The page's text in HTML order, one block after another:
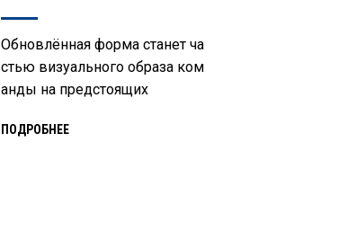
Обновлённая форма станет ча
стью визуального образа ком
анды на предстоящих
ПОДРОБНЕЕ